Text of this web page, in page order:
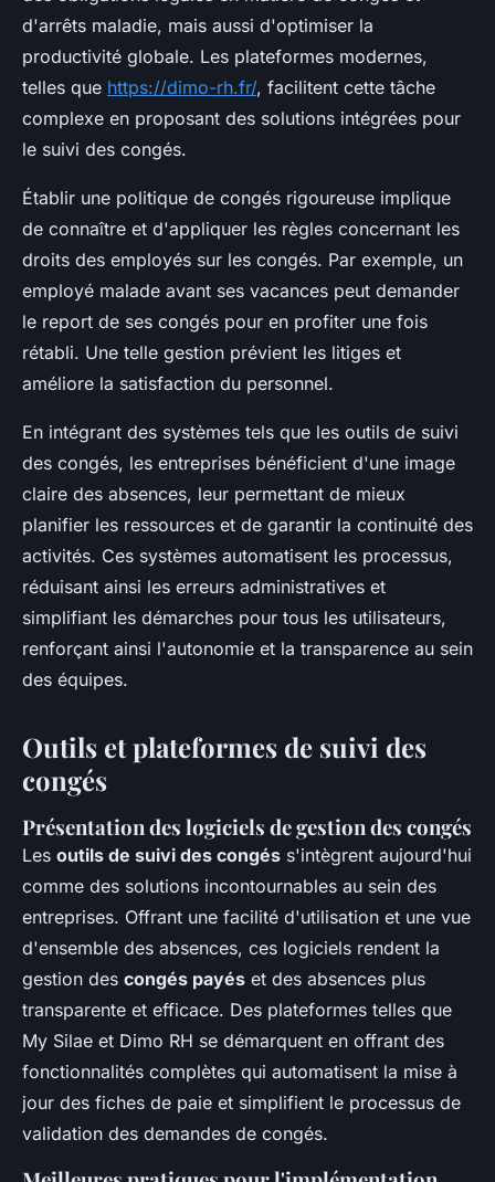
d'arrêts maladie, mais aussi d'optimiser la
productivité globale. Les plateformes modernes,
telles que https://dimo-rh.fr/, facilitent cette tâche
complexe en proposant des solutions intégrées pour
le suivi des congés.
Établir une politique de congés rigoureuse implique
de connaître et d'appliquer les règles concernant les
droits des employés sur les congés. Par exemple, un
employé malade avant ses vacances peut demander
le report de ses congés pour en profiter une fois
rétabli. Une telle gestion prévient les litiges et
améliore la satisfaction du personnel.
En intégrant des systèmes tels que les outils de suivi
des congés, les entreprises bénéficient d'une image
claire des absences, leur permettant de mieux
planifier les ressources et de garantir la continuité des
activités. Ces systèmes automatisent les processus,
réduisant ainsi les erreurs administratives et
simplifiant les démarches pour tous les utilisateurs,
renforçant ainsi l'autonomie et la transparence au sein
des équipes.
Outils et plateformes de suivi des
congés
Présentation des logiciels de gestion des congés
Les outils de suivi des congés s'intègrent aujourd'hui
comme des solutions incontournables au sein des
entreprises. Offrant une facilité d'utilisation et une vue
d'ensemble des absences, ces logiciels rendent la
gestion des congés payés et des absences plus
transparente et efficace. Des plateformes telles que
My Silae et Dimo RH se démarquent en offrant des
fonctionnalités complètes qui automatisent la mise à
jour des fiches de paie et simplifient le processus de
validation des demandes de congés.